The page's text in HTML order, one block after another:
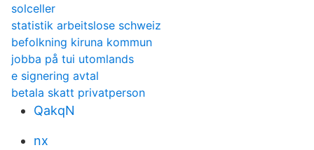
solceller
statistik arbeitslose schweiz
befolkning kiruna kommun
jobba på tui utomlands
e signering avtal
betala skatt privatperson
QakqN
nx